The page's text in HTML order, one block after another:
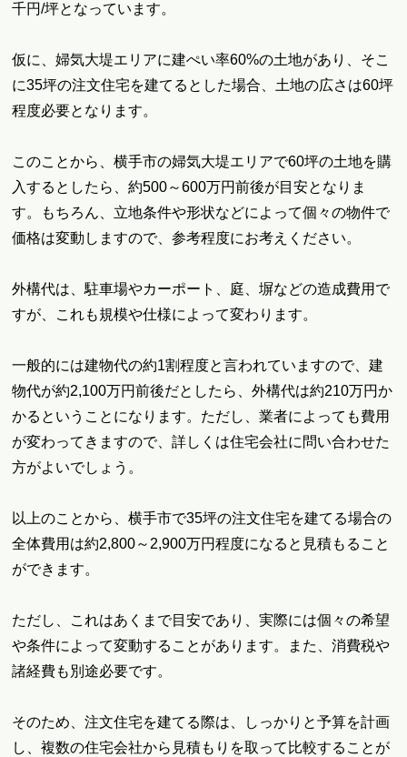
千円/坪となっています。
仮に、婦気大堤エリアに建ぺい率60%の土地があり、そこ
に35坪の注文住宅を建てるとした場合、土地の広さは60坪
程度必要となります。
このことから、横手市の婦気大堤エリアで60坪の土地を購
入するとしたら、約500～600万円前後が目安となりま
す。もちろん、立地条件や形状などによって個々の物件で
価格は変動しますので、参考程度にお考えください。
外構代は、駐車場やカーポート、庭、塀などの造成費用で
すが、これも規模や仕様によって変わります。
一般的には建物代の約1割程度と言われていますので、建
物代が約2,100万円前後だとしたら、外構代は約210万円か
かるということになります。ただし、業者によっても費用
が変わってきますので、詳しくは住宅会社に問い合わせた
方がよいでしょう。
以上のことから、横手市で35坪の注文住宅を建てる場合の
全体費用は約2,800～2,900万円程度になると見積もること
ができます。
ただし、これはあくまで目安であり、実際には個々の希望
や条件によって変動することがあります。また、消費税や
諸経費も別途必要です。
そのため、注文住宅を建てる際は、しっかりと予算を計画
し、複数の住宅会社から見積もりを取って比較することが